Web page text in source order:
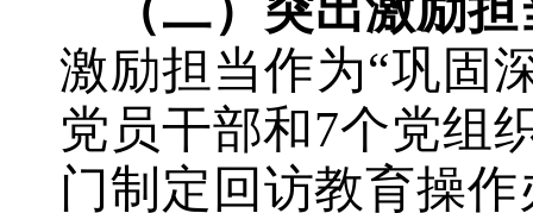
激励担当作为“巩固
党员干部和7个党组
门制定回访教育操